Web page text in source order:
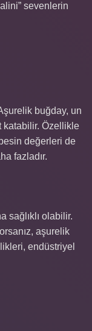
sevenlerin
buğday, un
katabilir. Özellikle
değerleri de
fazladır.
sağlıklı olabilir.
aşurelik
endüstriyel